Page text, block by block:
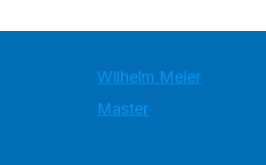
Wilhelm Meier
Master